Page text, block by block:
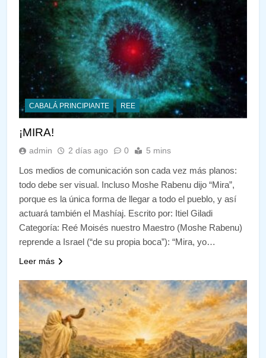
CABALÁ PRINCIPIANTE REE
¡MIRA!
admin 2 días ago 0 5 mins
Los medios de comunicación son cada vez más planos:
todo debe ser visual. Incluso Moshe Rabenu dijo “Mira”,
porque es la única forma de llegar a todo el pueblo, y así
actuará también el Mashíaj. Escrito por: Itiel Giladi
Categoría: Reé Moisés nuestro Maestro (Moshe Rabenu)
reprende a Israel (“de su propia boca”): “Mira, yo…
Leer más